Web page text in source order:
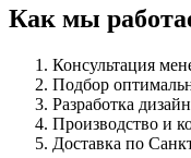
Как мы
Консультация
Подбор
Разработка
Производство и
Доставка по